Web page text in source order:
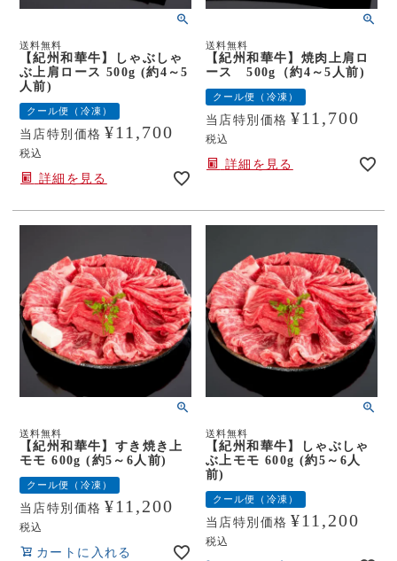
送料無料
【紀州和華牛】しゃぶしゃ
ぶ上肩ロース 500g (約4～5
人前)
クール便（冷凍）
当店特別価格 ¥11,700
税込
詳細を見る
送料無料
【紀州和華牛】焼肉上肩ロ
ース 500g（約4～5人前)
クール便（冷凍）
当店特別価格 ¥11,700
税込
詳細を見る
送料無料
【紀州和華牛】すき焼き上
モモ 600g (約5～6人前)
クール便（冷凍）
当店特別価格 ¥11,200
税込
カートに入れる
送料無料
【紀州和華牛】しゃぶしゃ
ぶ上モモ 600g (約5～6人
前)
クール便（冷凍）
当店特別価格 ¥11,200
税込